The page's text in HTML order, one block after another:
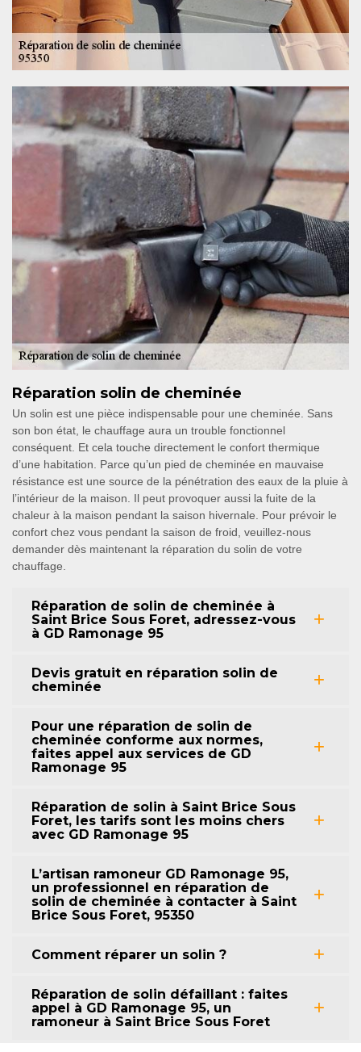
Réparation solin de cheminée
Un solin est une pièce indispensable pour une cheminée. Sans
son bon état, le chauffage aura un trouble fonctionnel
conséquent. Et cela touche directement le confort thermique
d’une habitation. Parce qu’un pied de cheminée en mauvaise
résistance est une source de la pénétration des eaux de la pluie à
l’intérieur de la maison. Il peut provoquer aussi la fuite de la
chaleur à la maison pendant la saison hivernale. Pour prévoir le
confort chez vous pendant la saison de froid, veuillez-nous
demander dès maintenant la réparation du solin de votre
chauffage.
Réparation de solin de cheminée à
Saint Brice Sous Foret, adressez-vous
à GD Ramonage 95
Devis gratuit en réparation solin de
cheminée
Pour une réparation de solin de
cheminée conforme aux normes,
faites appel aux services de GD
Ramonage 95
Réparation de solin à Saint Brice Sous
Foret, les tarifs sont les moins chers
avec GD Ramonage 95
L’artisan ramoneur GD Ramonage 95,
un professionnel en réparation de
solin de cheminée à contacter à Saint
Brice Sous Foret, 95350
Comment réparer un solin ?
Réparation de solin défaillant : faites
appel à GD Ramonage 95, un
ramoneur à Saint Brice Sous Foret